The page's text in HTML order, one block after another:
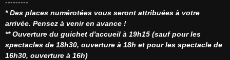
* Des places numérotées vous seront attribuées à votre
arrivée. Pensez à venir en avance !
** Ouverture du guichet d'accueil à 19h15 (sauf pour les
spectacles de 18h30, ouverture à 18h et pour les spectacle de
16h30, ouverture à 16h)